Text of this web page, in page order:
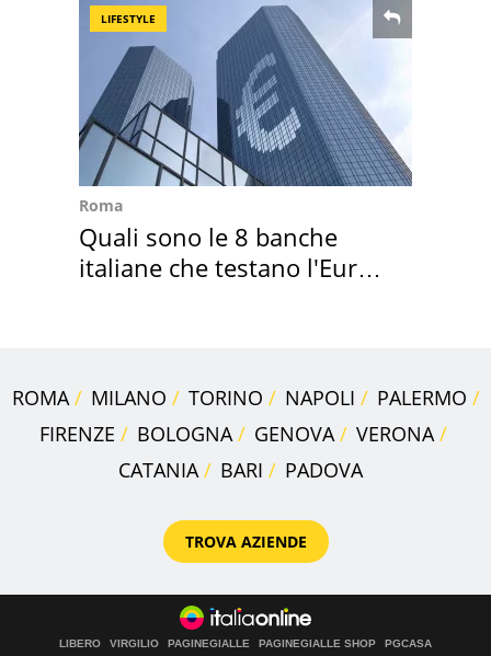
LIFESTYLE
Roma
Quali sono le 8 banche
italiane che testano l'Euro
ROMA MILANO TORINO NAPOLI
PALERMO
FIRENZE
BOLOGNA GENOVA
VERONA
CATANIA
BARI PADOVA
TROVA AZIENDE
LIBERO VIRGILIO PAGINEGIALLE PAGINEGIALLE SHOP
PGCASA